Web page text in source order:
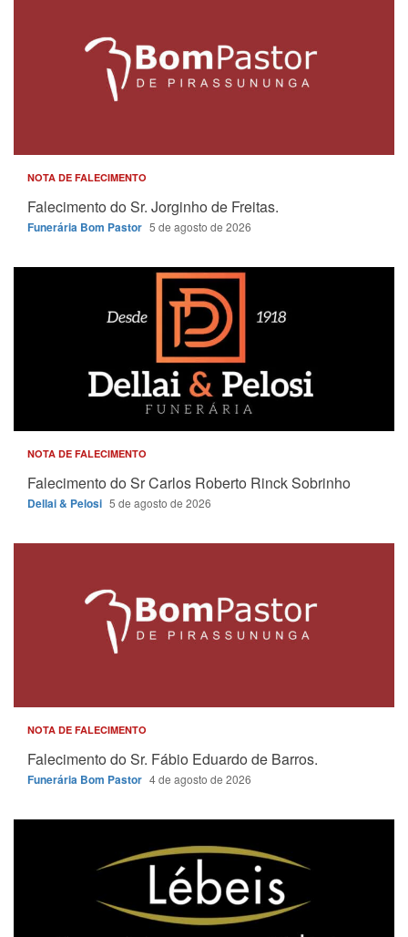
NOTA DE FALECIMENTO
Falecimento do Sr. Jorginho de Freitas.
Funerária Bom Pastor 5 de agosto de 2026
NOTA DE FALECIMENTO
Falecimento do Sr Carlos Roberto Rinck Sobrinho
Dellai & Pelosi 5 de agosto de 2026
NOTA DE FALECIMENTO
Falecimento do Sr. Fábio Eduardo de Barros.
Funerária Bom Pastor 4 de agosto de 2026